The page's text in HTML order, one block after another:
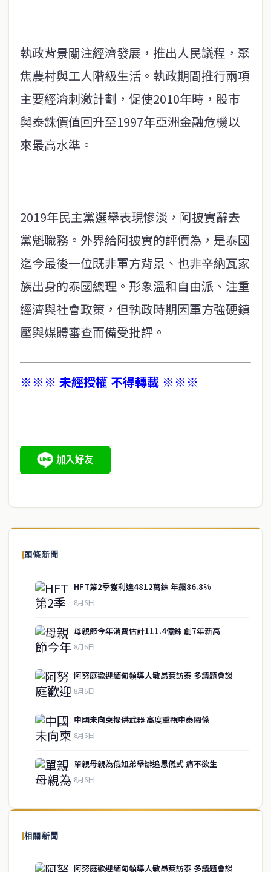
執政背景關注經濟發展，推出人民議程，聚
焦農村與工人階級生活。執政期間推行兩項
主要經濟刺激計劃，促使2010年時，股市
與泰銖價值回升至1997年亞洲金融危機以
來最高水準。
2019年民主黨選舉表現慘淡，阿披實辭去
黨魁職務。外界給阿披實的評價為，是泰國
迄今最後一位既非軍方背景、也非辛納瓦家
族出身的泰國總理。形象溫和自由派、注重
經濟與社會政策，但執政時期因軍方強硬鎮
壓與媒體審查而備受批評。
※※※ 未經授權 不得轉載 ※※※
頭條新聞
HFT第2季獲利達4812萬銖 年飆86.8%
8月6日
母親節今年消費估計111.4億銖 創7年新高
8月6日
阿努庭歡迎緬甸領導人敏昂萊訪泰 多議題會談
8月6日
中國未向柬提供武器 高度重視中泰關係
8月6日
單親母親為俄姐弟舉辦追思儀式 痛不欲生
8月6日
相關新聞
阿努庭歡迎緬甸領導人敏昂萊訪泰 多議題會談
關於我們
泰國中文新聞（TCN）是一家總部設於曼谷的中文新聞媒體，致力於
供即時、客觀、多元的中文新聞內容。
service@thaichinesenews.com